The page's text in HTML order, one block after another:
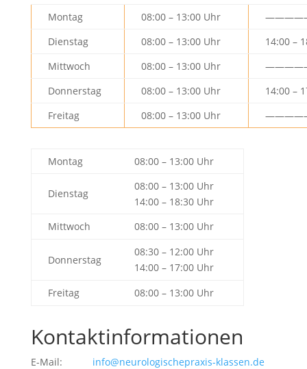
Montag 08:00 – 13:00 Uhr
Dienstag
08:00 – 13:00 Uhr
14:00 –
Mittwoch
08:00 – 13:00 Uhr
Donnerstag
08:00 – 13:00 Uhr
14:00 –
Freitag
08:00 – 13:00 Uhr
Montag 08:00 – 13:00 Uhr
Dienstag
08:00 – 13:00 Uhr
14:00 – 18:30 Uhr
Mittwoch
08:00 – 13:00 Uhr
Donnerstag
08:30 – 12:00 Uhr
14:00 – 17:00 Uhr
Freitag
08:00 – 13:00 Uhr
Kontaktinformationen
E-Mail: info@neurologischepraxis-klassen.de